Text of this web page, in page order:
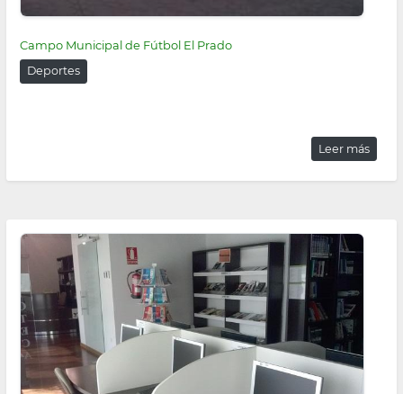
Campo Municipal de Fútbol El Prado
Deportes
Leer más